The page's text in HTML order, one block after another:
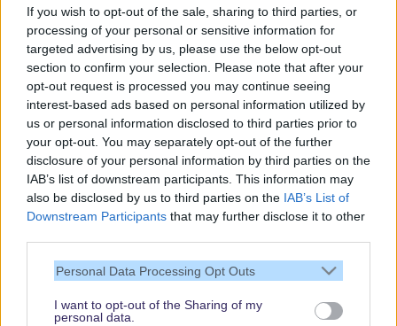
If you wish to opt-out of the sale, sharing to third parties, or
processing of your personal or sensitive information for
targeted advertising by us, please use the below opt-out
section to confirm your selection. Please note that after your
opt-out request is processed you may continue seeing
interest-based ads based on personal information utilized by
us or personal information disclosed to third parties prior to
your opt-out. You may separately opt-out of the further
disclosure of your personal information by third parties on the
IAB’s list of downstream participants. This information may
also be disclosed by us to third parties on the IAB’s List of
Downstream Participants that may further disclose it to other
Personal Data Processing Opt Outs
I want to opt-out of the Sharing of my
personal data.
Vielen Dank,
dass Du unsere
Seite liest.
Schau regelmäßig